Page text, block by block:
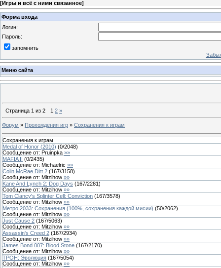
[Игры и всё с ними связанное]
Форма входа
Логин:
Пароль:
запомнить
Меню сайта
Страница 1 из 2 1 2 »
Форум » Прохождения игр » Сохранения к играм
Сохранения к играм
Medal of Honor (2010) (0/2048)
Сообщение от: Pruinpka »»
MAFIA II (0/2435)
Сообщение от: Michaelric »»
Colin McRae Dirt 2 (167/3158)
Сообщение от: Mitzihow »»
Kane And Lynch 2: Dog Days (167/2281)
Сообщение от: Mitzihow »»
Tom Clancy's Splinter Cell: Conviction (167/3578)
Сообщение от: Mitzihow »»
Метро 2033: Сохранения (100%, сохранения каждой мисии) (50/2062)
Сообщение от: Mitzihow »»
Just Cause 2 (167/5063)
Сообщение от: Mitzihow »»
Assassin's Creed 2 (167/2934)
Сообщение от: Mitzihow »»
James Bond 007: Blood Stone (167/2170)
Сообщение от: Mitzihow »»
ТРОН: Эволюция (167/5054)
Сообщение от: Mitzihow »»